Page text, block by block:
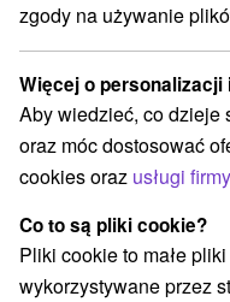
Wellness
Kategorie
Wszystkie kategorie
Wellness pobyty(21)
Romantyczne wypady
Wakacje rodzinne(3)
zgody na używanie
Więcej o personalizacji
Aby wiedzieć, co dzieje
oraz móc dostosować
cookies oraz usługi
Co to są pliki cookie?
Pliki cookie to małe
wykorzystywane przez